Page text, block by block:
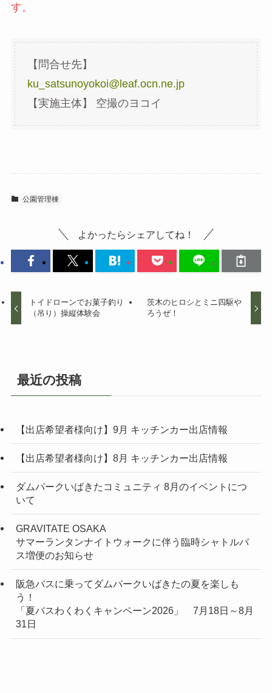
す。
【問合せ先】
ku_satsunoyokoi@leaf.ocn.ne.jp
【実施主体】 空撮のヨコイ
公園管理棟
よかったらシェアしてね！
トイドローンでお菓子釣り
（吊り）操縦体験会
茨木のヒロシとミニ四駆や
ろうぜ！
最近の投稿
【出店希望者様向け】9月 キッチンカー出店情報
【出店希望者様向け】8月 キッチンカー出店情報
ダムパークいばきたコミュニティ 8月のイベントにつ
いて
GRAVITATE OSAKA
サマーランタンナイトウォークに伴う臨時シャトルバ
ス増便のお知らせ
阪急バスに乗ってダムパークいばきたの夏を楽しも
う！
「夏バスわくわくキャンペーン2026」 7月18日～8月
31日